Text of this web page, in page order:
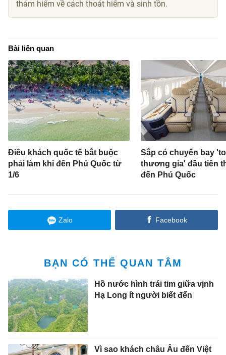
thám hiểm về cách thoát hiểm và sinh tồn.
Bài liên quan
Điều khách quốc tế bắt buộc
phải làm khi đến Phú Quốc từ
1/6
Sắp có chuyến bay
thương gia' đầu tiên
đến Phú Quốc
Zalo Facebook
BẠN CÓ THỂ QUAN TÂM
Hồ nước hình trái tim giữa vịnh
Hạ Long ít người biết đến
Vì sao khách châu Âu đến Việt